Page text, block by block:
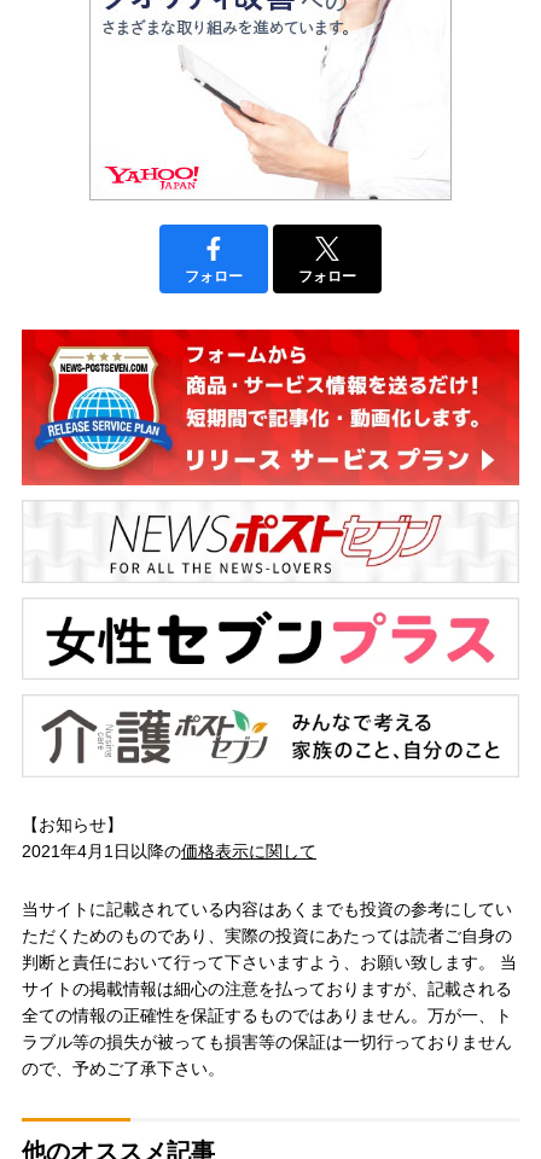
フォロー フォロー
【お知らせ】
2021年4月1日以降の価格表示に関して
当サイトに記載されている内容はあくまでも投資の参考にしてい
ただくためのものであり、実際の投資にあたっては読者ご自身の
判断と責任において行って下さいますよう、お願い致します。 当
サイトの掲載情報は細心の注意を払っておりますが、記載される
全ての情報の正確性を保証するものではありません。万が一、ト
ラブル等の損失が被っても損害等の保証は一切行っておりません
ので、予めご了承下さい。
他のオススメ記事